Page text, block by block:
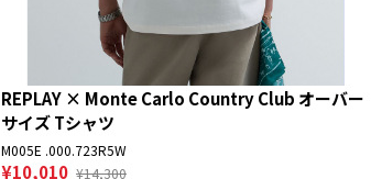
REPLAY × Monte Carlo Country Club オーバー
サイズ Tシャツ
M005E .000.723R5W
¥10,010 ¥14,300